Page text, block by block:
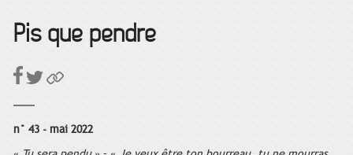
Pis que pendre
n° 43 - mai 2022